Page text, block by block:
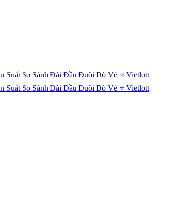
Suất So Sánh Đài Đầu Đuôi Dò Vé ⭐ Vietlott
Suất So Sánh Đài Đầu Đuôi Dò Vé ⭐ Vietlott